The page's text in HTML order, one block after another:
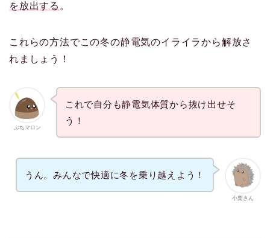
を放出する 。
これらの方法でこの冬の静電気のイライラから解放さ
れましょう！
ぷちマロン
これで自分も静電気体質から抜け出せそ
う！
小栗さん
うん。みんなで快適に冬を乗り越えよう！